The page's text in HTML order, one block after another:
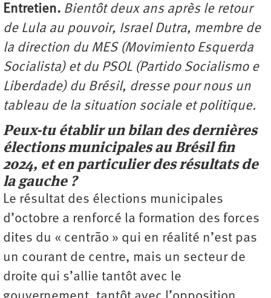
Entretien. Bientôt deux ans après le retour
de Lula au pouvoir, Israel Dutra, membre de
la direction du MES (Movimiento Esquerda
Socialista) et du PSOL (Partido Socialismo e
Liberdade) du Brésil, dresse pour nous un
tableau de la situation sociale et politique.
Peux-tu établir un bilan des dernières
élections municipales au Brésil fin
2024, et en particulier des résultats de
la gauche ?
Le résultat des élections municipales
d’octobre a renforcé la formation des forces
dites du « centrão » qui en réalité n’est pas
un courant de centre, mais un secteur de
droite qui s’allie tantôt avec le